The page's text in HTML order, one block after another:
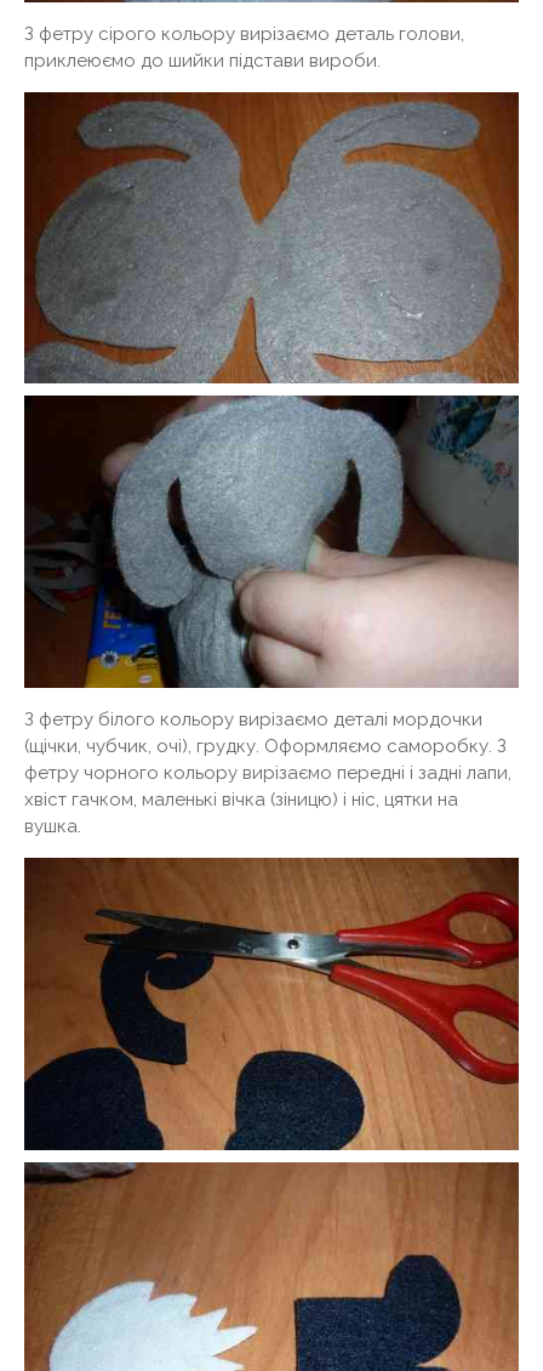
З фетру сірого кольору вирізаємо деталь голови,
приклеюємо до шийки підстави вироби.
З фетру білого кольору вирізаємо деталі мордочки
(щічки, чубчик, очі), грудку. Оформляємо саморобку. З
фетру чорного кольору вирізаємо передні і задні лапи,
хвіст гачком, маленькі вічка (зіницю) і ніс, цятки на
вушка.